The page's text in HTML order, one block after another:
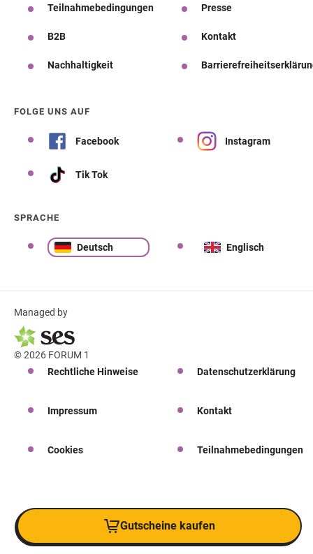
Teilnahmebedingungen Presse
B2B Kontakt
Nachhaltigkeit
FOLGE UNS AUF
Facebook Instagram
Tik Tok
SPRACHE
Deutsch Englisch
Managed by
© 2026 FORUM 1
Rechtliche Hinweise
Datenschutzerklärung
Impressum Kontakt
Cookies Teilnahmebedingungen
Gutscheine kaufen